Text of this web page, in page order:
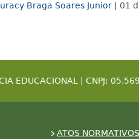
Braga Soares Junior| 01
EDUCACIONAL | CNPJ:
ATOS NORMATIVOS